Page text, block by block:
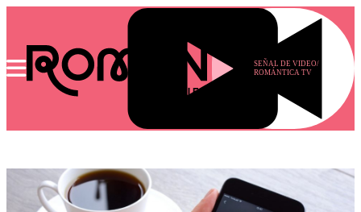
SEÑAL DE VIDEO/
ROMÁNTICA TV